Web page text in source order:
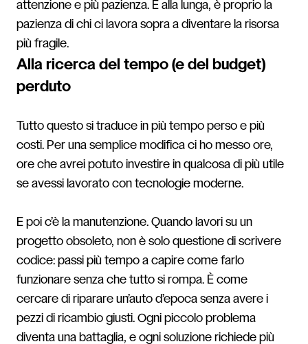
attenzione e più pazienza. E alla lunga, è proprio la
pazienza di chi ci lavora sopra a diventare la risorsa
più fragile.
Alla ricerca del tempo (e del budget)
perduto
Tutto questo si traduce in più tempo perso e più
costi. Per una semplice modifica ci ho messo ore,
ore che avrei potuto investire in qualcosa di più utile
se avessi lavorato con tecnologie moderne.
E poi c’è la manutenzione. Quando lavori su un
progetto obsoleto, non è solo questione di scrivere
codice: passi più tempo a capire come farlo
funzionare senza che tutto si rompa. È come
cercare di riparare un’auto d’epoca senza avere i
pezzi di ricambio giusti. Ogni piccolo problema
diventa una battaglia, e ogni soluzione richiede più